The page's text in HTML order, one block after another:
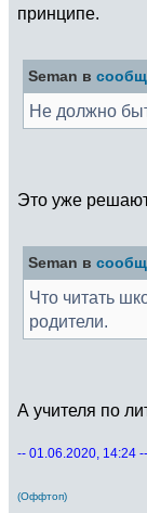
принципе.
Seman в
Не должно
Это уже
Seman в
Что читать
родители.
А учителя по
-- 01.06.2020, 14:24 --
(Оффтоп)